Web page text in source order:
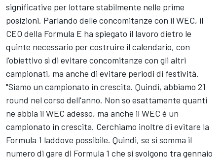
significative per lottare stabilmente nelle
posizioni. Parlando delle concomitanze con il WEC,
CEO della Formula E ha spiegato il lavoro dietro
quinte necessario per costruire il calendario, con
l'obiettivo sì di evitare concomitanze con gli altri
campionati, ma anche di evitare periodi di festività.
"Siamo un campionato in crescita. Quindi, abbiamo 21
round nel corso dell'anno. Non so esattamente quanti
ne abbia il WEC adesso, ma anche il WEC è un
campionato in crescita. Cerchiamo inoltre di evitare la
Formula 1 laddove possibile. Quindi, se si somma il
numero di gare di Formula 1 che si svolgono tra gennaio